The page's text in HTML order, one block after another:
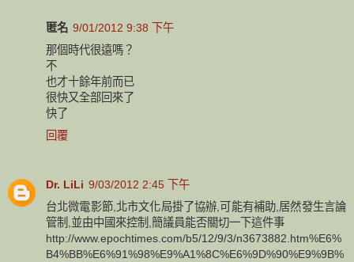
匿名 9/01/2012 9:38 下午
那個時代很遠嗎？
不
也才十餘年前而已
很快又全部回來了
快了
回覆
Dr. LiLi 9/03/2012 2:45 下午
台北微電影節,北市文化局掛了協辦,可能有補助,居然發生言論
管制,並由中國來控制,簡議員能否關切一下這件事
http://www.epochtimes.com/b5/12/9/3/n3673882.htm%E6%
B4%BB%E6%91%98%E9%A1%8C%E6%9D%90%E9%9B%